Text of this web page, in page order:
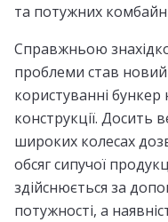
та потужних
Справжньою
проблеми став
користуванні бункер
конструкції. Досить
широких колесах
обсяг сипучої
здійснюється за
потужності, а